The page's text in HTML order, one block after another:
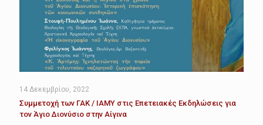
14 Δεκεμβρίου, 2022
Συμμετοχή των ΓΑΚ / ΙΑΜΥ στις Επετειακές Εκδηλώσεις για
τον Άγιο Διονύσιο στην Αίγινα